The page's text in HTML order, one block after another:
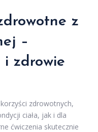
z
–
i zdrowie
zdrowotnych,
ciała, jak i dla
ćwiczenia skutecznie